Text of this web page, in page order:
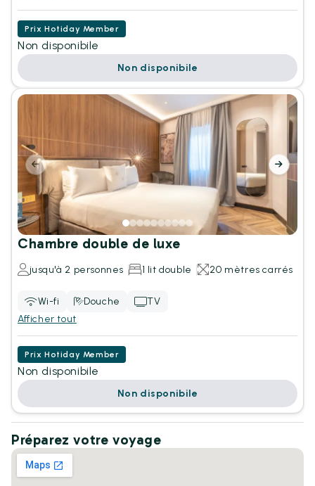
Prix Hotiday Member
Non disponibile
Non disponibile
Chambre double de luxe
jusqu'à 2 personnes 1 lit double 20 mètres carrés
Wi-fi Douche
TV
Afficher tout
Prix Hotiday Member
Non disponibile
Non disponibile
Préparez votre voyage